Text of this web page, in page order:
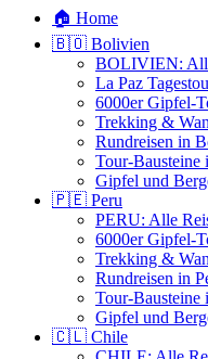
🏠 Home
🇧🇴 Bolivien
BOLIVIEN:
La Paz
6000er Gipfel-
Trekking &
Rundreisen in
Tour-
Gipfel und
🇵🇪 Peru
PERU: Alle
6000er Gipfel-
Trekking &
Rundreisen in
Tour-Bausteine
Gipfel und
🇨🇱 Chile